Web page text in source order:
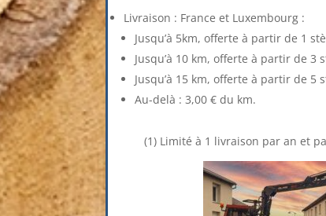
Livraison : France et Luxembourg :
Jusqu’à 5km, offerte à partir de 1
Jusqu’à 10 km, offerte à partir de 3
Jusqu’à 15 km, offerte à partir de 5
Au-delà : 3,00 € du km.
(1) Limité à 1 livraison par an et